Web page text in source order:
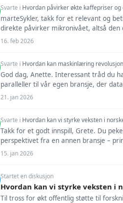
Svarte i Hvordan påvirker økte kaffepriser
marteSykler, takk for et relevant og
direkte påvirker mikronivået, altså den
16. feb 2026
Svarte i Hvordan kan maskinlæring
God dag, Anette. Interessant tråd du
paralleller til vår egen bransje, der
21. jan 2026
Svarte i Hvordan kan vi styrke veksten i
Takk for et godt innspill, Grete. Du
perspektivet fra en annen bransje –
15. jan 2026
Startet en diskusjon
Hvordan kan vi styrke veksten i
Til tross for økt offentlig støtte til